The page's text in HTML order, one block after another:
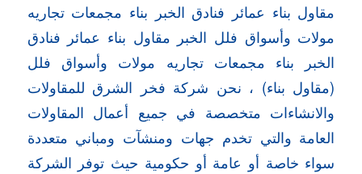
مقاول بناء عمائر فنادق الخبر بناء مجمعات تجاريه
مولات وأسواق فلل الخبر مقاول بناء عمائر فنادق
الخبر بناء مجمعات تجاريه مولات وأسواق فلل
(مقاول بناء) ، نحن شركة فخر الشرق للمقاولات
والانشاءات متخصصة في جميع أعمال المقاولات
العامة والتي تخدم جهات ومنشآت ومباني متعددة
سواء خاصة أو عامة أو حكومية حيث توفر الشركة